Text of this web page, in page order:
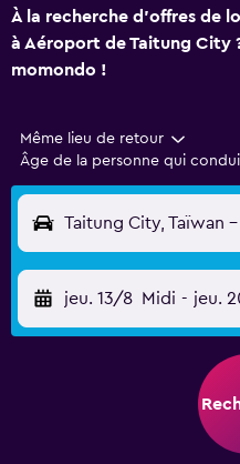
À la recherche d'offres de
à Aéroport de Taitung City
momondo !
Même lieu de retour
Âge de la personne qui
Taitung City, Taïwan -
jeu. 13/8 Midi - jeu.